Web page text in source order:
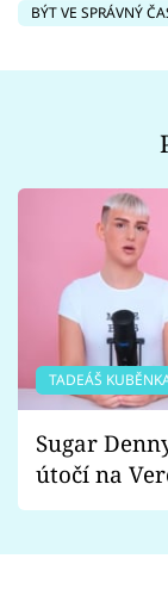
BÝT VE SPRÁVNÝ
TADEÁŠ
Sugar
útočí na
Proč je